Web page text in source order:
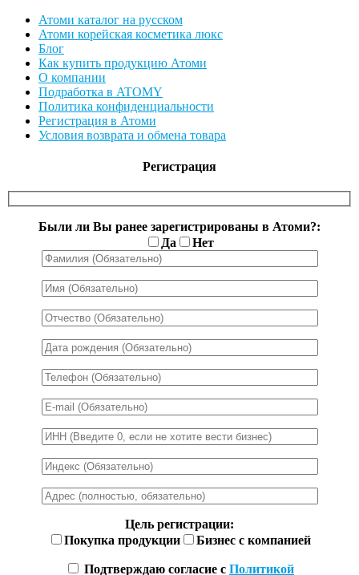
Атоми каталог на русском
Атоми корейская косметика люкс
Блог
Как купить продукцию Атоми
О компании
Подработка в ATOMY
Политика конфиденциальности
Регистрация в Атоми
Условия возврата и обмена товара
Регистрация
Были ли Вы ранее зарегистрированы в Атоми?:
Да
Нет
Цель регистрации:
Покупка продукции
Бизнес с компанией
Подтверждаю согласие с Политикой